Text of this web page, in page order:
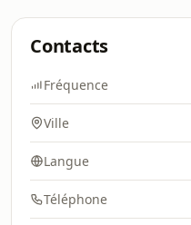
Contacts
Fréquence
Ville
Langue
Téléphone